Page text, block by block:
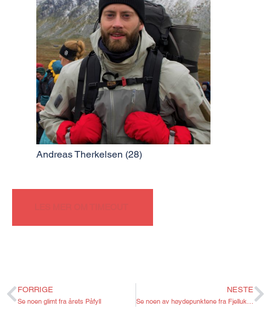
Andreas Therkelsen (28)
FORRIGE
Se noen glimt fra årets Påfyll
NESTE